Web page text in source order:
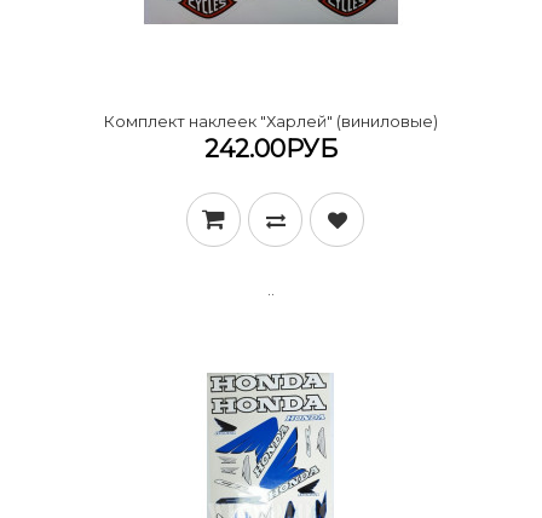
Комплект наклеек "Харлей" (виниловые)
242.00РУБ